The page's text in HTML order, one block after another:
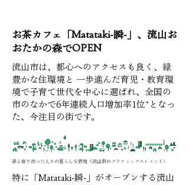
お茶カフェ「Matataki-瞬-」、流山お
おたかの森でOPEN
流山市は、都心へのアクセスも良く、緑
豊かな住環境と 一歩進んだ育児・教育環
境で子育て世代を中心に選ばれ、全国の
市のなかで6年連続人口増加率1位*となっ
た、今注目の街です。
森と寄り添った人々の暮らしを表現（流山市のグラフィックエレメント）
特に「Matataki-瞬-」がオープンする流山